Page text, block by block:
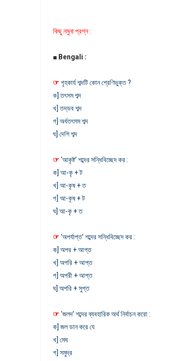
কিছু নমুনা প্রশ্ন :
■ Bengali :
☞ গৃহকার্য শব্দটি কোন শ্রেণিভুক্ত ?
ক] তৎসম শব্দ
খ] তদ্ভব শব্দ
গ] অর্ধতৎসম শব্দ
ঘ] দেশি শব্দ
☞ ‘আকৃষ্ট’ শব্দের সন্ধিবিচ্ছেদ কর :
ক] আ-কৃ + ট
খ] আ-কৃষ + ত
গ] আ-কৃষ + ট
ঘ] আ-কৃ + ত
☞ ‘অপর্যাপ্ত’ শব্দের সন্ধিবিচ্ছেদ কর :
ক] অপর + আপ্ত
খ] অপরি + আপ্ত
গ] অপরী + আপ্ত
ঘ] অপরি + সুপ্ত
☞ ‘জলদ’ শব্দের ব্যবহারিক অর্থ নির্বাচন করো :
ক] জল ডান করে যে
খ] মেঘ
গ] সমুদ্র